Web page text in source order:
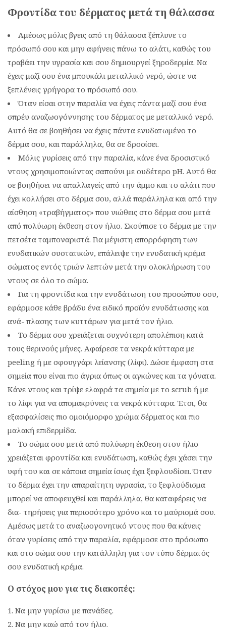
Φροντίδα του δέρματος μετά τη θάλασσα
Αμέσως μόλις βγεις από τη θάλασσα ξέπλυνε το
πρόσωπό σου και μην αφήνεις πάνω το αλάτι, καθώς του
τραβάει την υγρασία και σου δημιουργεί ξηροδερμία. Να
έχεις μαζί σου ένα μπουκάλι μεταλλικό νερό, ώστε να
ξεπλένεις γρήγορα το πρόσωπό σου.
Όταν είσαι στην παραλία να έχεις πάντα μαζί σου ένα
σπρέυ αναζωογόννησης του δέρματος με μεταλλικό νερό.
Αυτό θα σε βοηθήσει να έχεις πάντα ενυδατωμένο το
δέρμα σου, και παράλληλα, θα σε δροσίσει.
Μόλις γυρίσεις από την παραλία, κάνε ένα δροσιστικό
ντους χρησιμοποιώντας σαπούνι με ουδέτερο pΗ. Αυτό θα
σε βοηθήσει να απαλλαγείς από την άμμο και το αλάτι που
έχει κολλήσει στο δέρμα σου, αλλά παράλληλα και από την
αίσθηση «τραβήγματος» που νιώθεις στο δέρμα σου μετά
από πολύωρη έκθεση στον ήλιο. Σκούπισε το δέρμα με την
πετσέτα ταμποναριστά. Για μέγιστη απορρόφηση των
ενυδατικών συστατικών, επάλειψε την ενυδατική κρέμα
σώματος εντός τριών λεπτών μετά την ολοκλήρωση του
ντους σε όλο το σώμα.
Για τη φροντίδα και την ενυδάτωση του προσώπου σου,
εφάρμοσε κάθε βράδυ ένα ειδικό προϊόν ενυδάτωσης και
ανά- πλασης των κυττάρων για μετά τον ήλιο.
Το δέρμα σου χρειάζεται συχνότερη απολέπιση κατά
τους θερινούς μήνες. Αφαίρεσε τα νεκρά κύτταρα με
peeling ή με σφουγγάρι λείανσης (λίφι). ∆ώσε έμφαση στα
σημεία που είναι πιο άγρια όπως οι αγκώνες και τα γόνατα.
Κάνε ντους και τρίψε ελαφρά τα σημεία με το scrub ή με
το λίφι για να απομακρύνεις τα νεκρά κύτταρα. Έτσι, θα
εξασφαλίσεις πιο ομοιόμορφο χρώμα δέρματος και πιο
μαλακή επιδερμίδα.
Το σώμα σου μετά από πολύωρη έκθεση στον ήλιο
χρειάζεται φροντίδα και ενυδάτωση, καθώς έχει χάσει την
υφή του και σε κάποια σημεία ίσως έχει ξεφλουδίσει. Όταν
το δέρμα έχει την απαραίτητη υγρασία, το ξεφλούδισμα
μπορεί να αποφευχθεί και παράλληλα, θα καταφέρεις να
δια- τηρήσεις για περισσότερο χρόνο και το μαύρισμά σου.
Αμέσως μετά το αναζωογονητικό ντους που θα κάνεις
όταν γυρίσεις από την παραλία, εφάρμοσε στο πρόσωπο
και στο σώμα σου την κατάλληλη για τον τύπο δέρματός
σου ενυδατική κρέμα.
Ο στόχος µου για τις διακοπές:
Να µην γυρίσω µε πανάδες.
Να µην καώ από τον ήλιο.